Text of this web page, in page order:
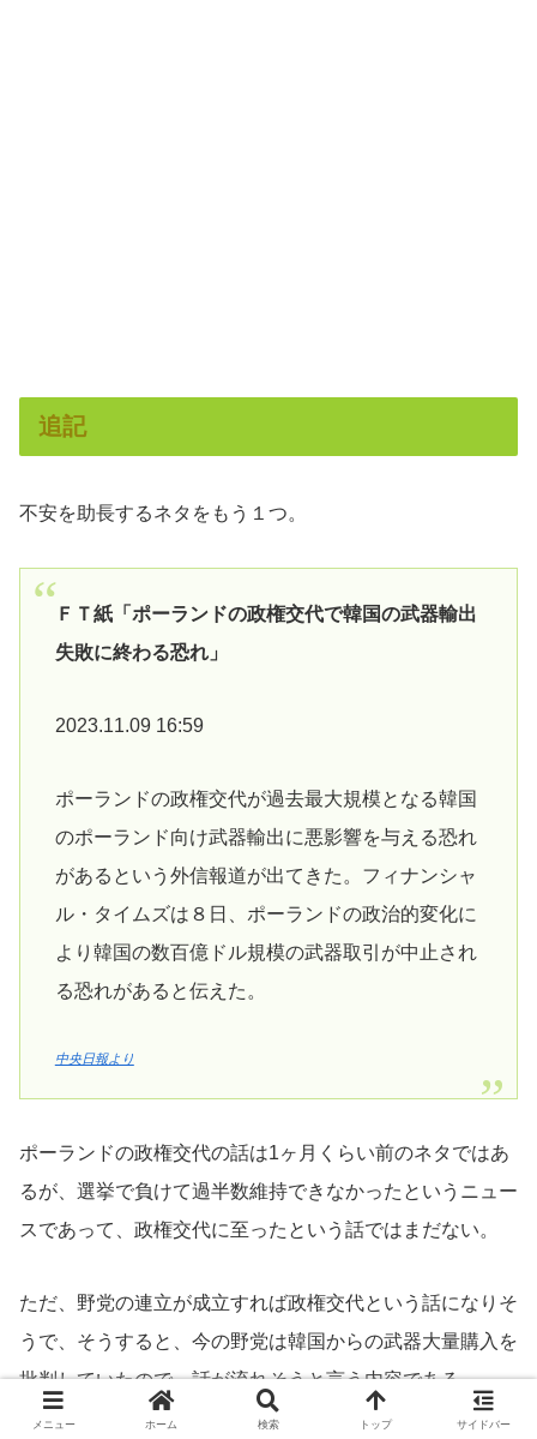
追記
不安を助長するネタをもう１つ。
ＦＴ紙「ポーランドの政権交代で韓国の武器輸出
失敗に終わる恐れ」
2023.11.09 16:59
ポーランドの政権交代が過去最大規模となる韓国
のポーランド向け武器輸出に悪影響を与える恐れ
があるという外信報道が出てきた。フィナンシャ
ル・タイムズは８日、ポーランドの政治的変化に
より韓国の数百億ドル規模の武器取引が中止され
る恐れがあると伝えた。
中央日報より
ポーランドの政権交代の話は1ヶ月くらい前のネタではあ
るが、選挙で負けて過半数維持できなかったというニュー
スであって、政権交代に至ったという話ではまだない。
ただ、野党の連立が成立すれば政権交代という話になりそ
うで、そうすると、今の野党は韓国からの武器大量購入を
批判していたので、話が流れそうと言う内容である。
メニュー ホーム 検索 トップ サイドバー